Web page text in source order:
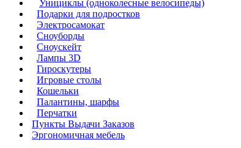
Унициклы (одноколесные велосипеды)
Подарки для подростков
Электросамокат
Сноуборды
Сноускейт
Лампы 3D
Гироскутеры
Игровые столы
Кошельки
Палантины, шарфы
Перчатки
Пункты Выдачи Заказов
Эргономичная мебель